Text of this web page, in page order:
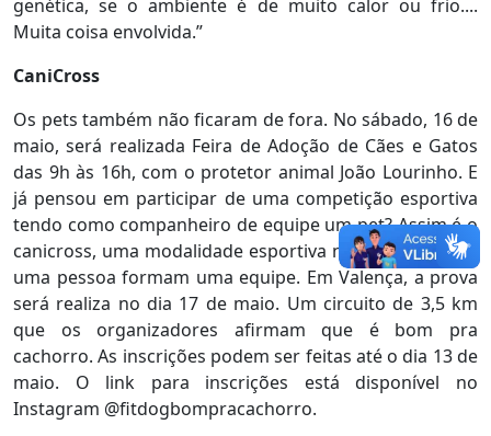
genética, se o ambiente é de muito calor ou frio....
Muita coisa envolvida.”
CaniCross
Os pets também não ficaram de fora. No sábado, 16 de
maio, será realizada Feira de Adoção de Cães e Gatos
das 9h às 16h, com o protetor animal João Lourinho. E
já pensou em participar de uma competição esportiva
tendo como companheiro de equipe um pet? Assim é o
canicross, uma modalidade esportiva na qual um cão e
uma pessoa formam uma equipe. Em Valença, a prova
será realiza no dia 17 de maio. Um circuito de 3,5 km
que os organizadores afirmam que é bom pra
cachorro. As inscrições podem ser feitas até o dia 13 de
maio. O link para inscrições está disponível no
Instagram @fitdogbompracachorro.